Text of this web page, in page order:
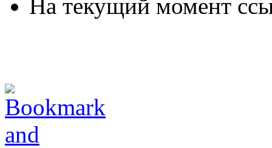
На текущий момент